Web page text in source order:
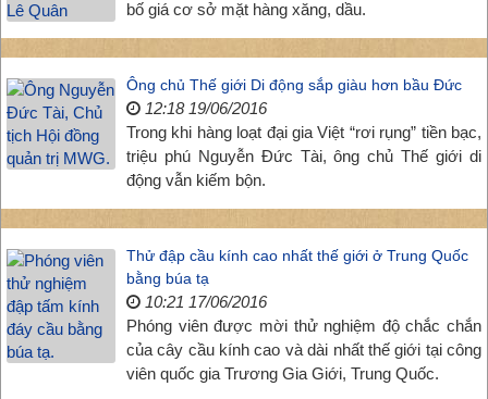
bố giá cơ sở mặt hàng xăng, dầu.
Ông chủ Thế giới Di động sắp giàu hơn bầu Đức
12:18 19/06/2016
Trong khi hàng loạt đại gia Việt “rơi rụng” tiền bạc,
triệu phú Nguyễn Đức Tài, ông chủ Thế giới di
động vẫn kiếm bộn.
Thử đập cầu kính cao nhất thế giới ở Trung Quốc
bằng búa tạ
10:21 17/06/2016
Phóng viên được mời thử nghiệm độ chắc chắn
của cây cầu kính cao và dài nhất thế giới tại công
viên quốc gia Trương Gia Giới, Trung Quốc.